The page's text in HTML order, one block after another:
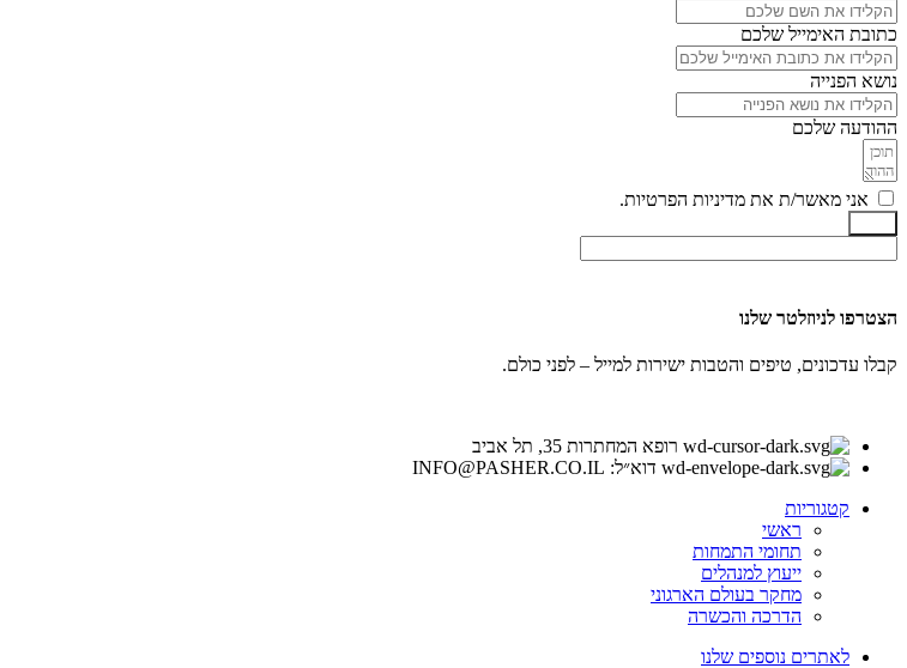
כתובת האימייל שלכם
נושא הפנייה
ההודעה שלכם
אני מאשר/ת את מדיניות הפרטיות.
הצטרפו לניוזלטר שלנו
קבלו עדכונים, טיפים והטבות ישירות למייל – לפני כולם.
רופא המחתרות 35, תל אביב
דוא״ל: INFO@PASHER.CO.IL
קטגוריות
ראשי
תחומי התמחות
ייעוץ למנהלים
מחקר בעולם הארגוני
הדרכה והכשרה
לאתרים נוספים שלנו